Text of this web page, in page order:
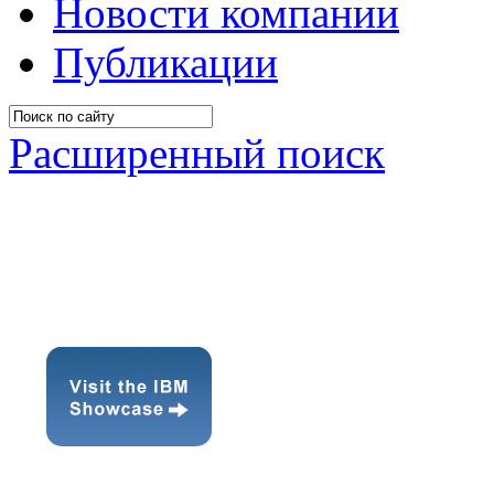
Новости компании
Публикации
Расширенный поиск